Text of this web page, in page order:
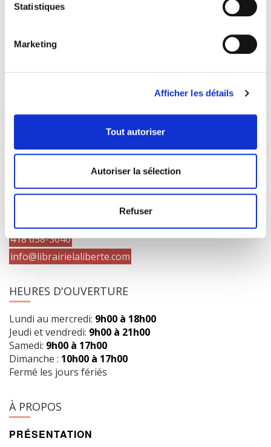
Statistiques
Marketing
Afficher les détails
Tout autoriser
Autoriser la sélection
Refuser
418 658-3640
info@librairielaliberte.com
HEURES D'OUVERTURE
Lundi au mercredi: 9h00 à 18h00
Jeudi et vendredi: 9h00 à 21h00
Samedi: 9h00 à 17h00
Dimanche : 10h00 à 17h00
Fermé les jours fériés
À PROPOS
PRÉSENTATION